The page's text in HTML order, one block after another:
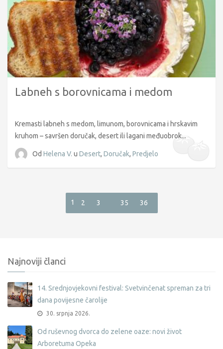
Labneh s borovnicama i medom
Kremasti labneh s medom, limunom, borovnicama i hrskavim
kruhom – savršen doručak, desert ili lagani međuobrok...
Od Helena V. u Desert, Doručak, Predjelo
1 2 3 35 36
Najnoviji članci
14. Srednjovjekovni festival: Svetvinčenat spreman za tri
dana povijesne čarolije
30. srpnja 2026.
Od ruševnog dvorca do zelene oaze: novi život
Arboretuma Opeka